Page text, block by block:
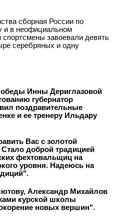
сборная России по
и в неофициальном
завоевали девять
серебряных и одну
Инны Дериглазовой
губернатор
поздравительные
и ее тренеру Ильдару
Вас с золотой
доброй традицией
фехтовальщиц на
уровня. Надеюсь на
Александр Михайлов
курской школы
новых вершин".